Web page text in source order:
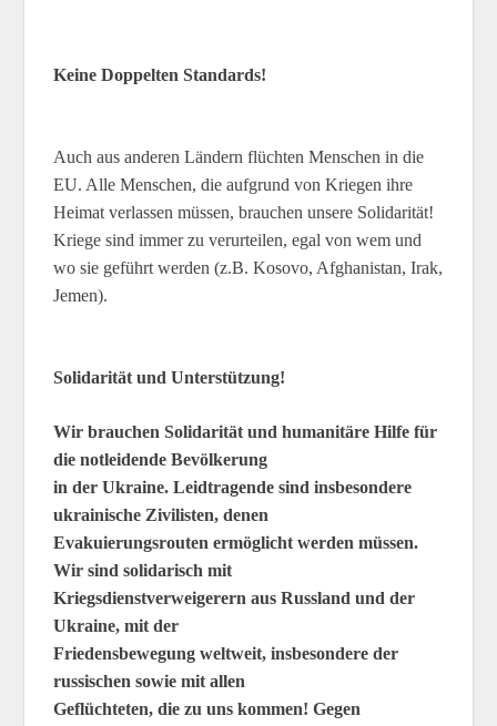
Keine Doppelten Standards!
Auch aus anderen Ländern flüchten Menschen in die
EU. Alle Menschen, die aufgrund von Kriegen ihre
Heimat verlassen müssen, brauchen unsere Solidarität!
Kriege sind immer zu verurteilen, egal von wem und
wo sie geführt werden (z.B. Kosovo, Afghanistan, Irak,
Jemen).
Solidarität und Unterstützung!
Wir brauchen Solidarität und humanitäre Hilfe für
die notleidende Bevölkerung
in der Ukraine. Leidtragende sind insbesondere
ukrainische Zivilisten, denen
Evakuierungsrouten ermöglicht werden müssen.
Wir sind solidarisch mit
Kriegsdienstverweigerern aus Russland und der
Ukraine, mit der
Friedensbewegung weltweit, insbesondere der
russischen sowie mit allen
Geflüchteten, die zu uns kommen! Gegen